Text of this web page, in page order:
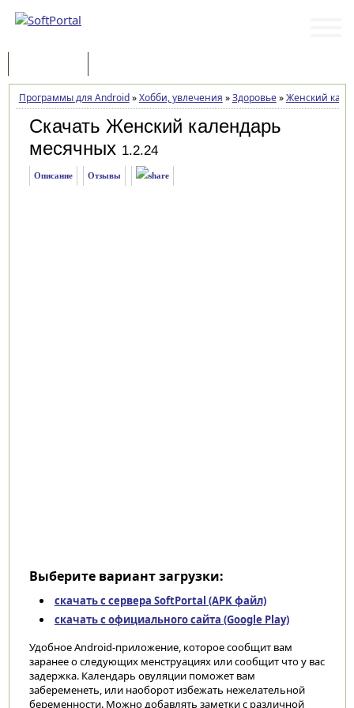
Программы для Android»Хобби, увлечения »Здоровье»Женский
Скачать Женский календарь
месячных 1.2.24
Описание Отзывы
Выберите вариант загрузки:
скачать с сервера SoftPortal (APK файл)
скачать с официального сайта (Google Play)
Удобное Android-приложение, которое сообщит вам
заранее о следующих менструациях или сообщит что у вас
задержка. Календарь овуляции поможет вам
забеременеть, или наоборот избежать нежелательной
беременности. Можно добавлять заметки с различной